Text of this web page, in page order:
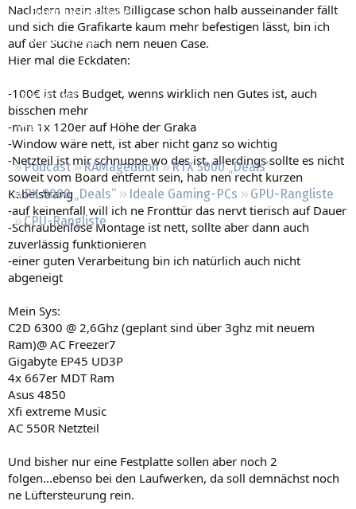
Empfohlene Inhalte
Neue Beiträge
Neueste Aktivitäten
Leserartikel
Regeln
Podcast RAMageddon
RTX 5000 „Deals“
RX 9000 „Deals“
Ideale Gaming-PCs
GPU-Rangliste
CPU-Rangliste
Nachdem mein altes Billigcase schon halb ausseinander fällt
und sich die Grafikarte kaum mehr befestigen lässt, bin ich
auf der Suche nach nem neuen Case.
Hier mal die Eckdaten:
-100€ ist das Budget, wenns wirklich nen Gutes ist, auch
bisschen mehr
-min 1x 120er auf Höhe der Graka
-Window wäre nett, ist aber nicht ganz so wichtig
-Netzteil ist mir schnuppe wo des ist, allerdings sollte es nicht
soweit vom Board entfernt sein, hab nen recht kurzen
Kabelstrang
-auf keinenfall will ich ne Fronttür das nervt tierisch auf Dauer
-Schraubenlose Montage ist nett, sollte aber dann auch
zuverlässig funktionieren
-einer guten Verarbeitung bin ich natürlich auch nicht
abgeneigt
Mein Sys:
C2D 6300 @ 2,6Ghz (geplant sind über 3ghz mit neuem
Ram)@ AC Freezer7
Gigabyte EP45 UD3P
4x 667er MDT Ram
Asus 4850
Xfi extreme Music
AC 550R Netzteil
Und bisher nur eine Festplatte sollen aber noch 2
folgen...ebenso bei den Laufwerken, da soll demnächst noch
ne Lüftersteurung rein.